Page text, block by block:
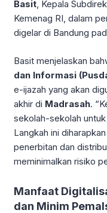
Basit, Kepala
Kemenag RI, dalam
digelar di Bandung
Basit menjelaskan
dan Informasi
e-ijazah yang akan
akhir di Madrasah.
sekolah-sekolah
Langkah ini
penerbitan dan
meminimalkan risiko
Manfaat
dan Minim